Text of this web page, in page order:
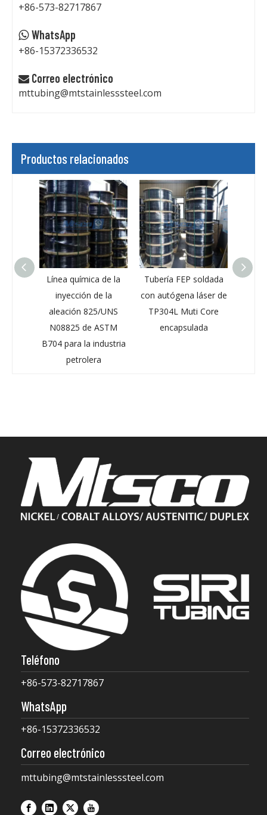
+86-573-82717867
 WhatsApp
+86-15372336532
 Correo electrónico
mttubing@mtstainlesssteel.com
Productos relacionados
Línea química de la
inyección de la
aleación 825/UNS
N08825 de ASTM
B704 para la industria
petrolera
Tubería FEP soldada
con autógena láser de
TP304L Muti Core
encapsulada
Teléfono
+86-573-82717867
WhatsApp
+86-15372336532
Correo electrónico
mttubing@mtstainlesssteel.com